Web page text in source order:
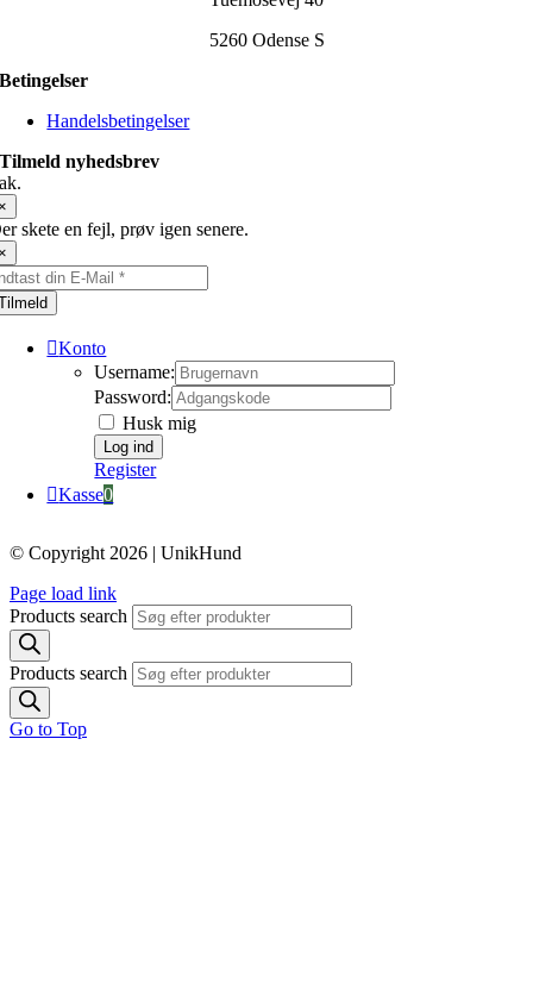
5260 Odense S
Betingelser
Handelsbetingelser
Tilmeld nyhedsbrev
skete en fejl, prøv igen senere.
Konto
Username:
Password:
Husk mig
Register
Kasse0
© Copyright 2026 | UnikHund
Page load link
Products search
Products search
Go to Top